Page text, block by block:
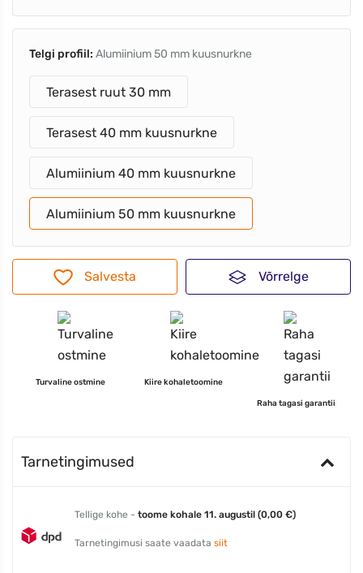
Telgi profiil: Alumiinium 50 mm kuusnurkne
Terasest ruut 30 mm
Terasest 40 mm kuusnurkne
Alumiinium 40 mm kuusnurkne
Alumiinium 50 mm kuusnurkne
Salvesta Võrrelge
Turvaline ostmine Kiire kohaletoomine
Raha tagasi garantii
Tarnetingimused
Tellige kohe - toome kohale 11. augustil (0,00 €)
Tarnetingimusi saate vaadata siit